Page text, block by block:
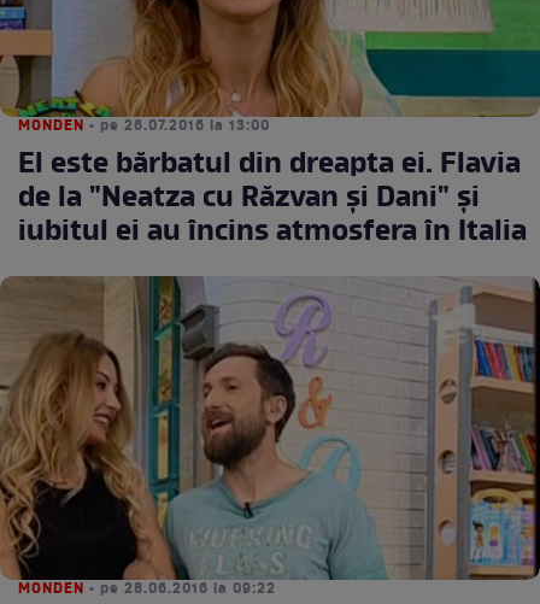
MONDEN • pe 26.07.2016 la 13:00
El este bărbatul din dreapta ei. Flavia
de la "Neatza cu Răzvan şi Dani" şi
iubitul ei au încins atmosfera în Italia
MONDEN • pe 28.06.2016 la 09:22